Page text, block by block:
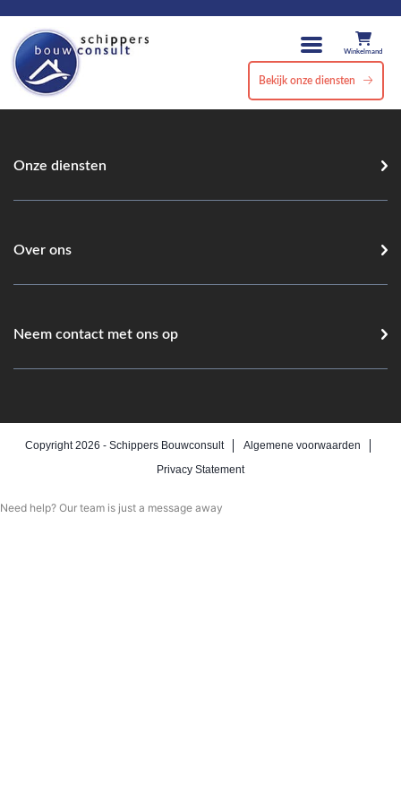
Winkelmand
Bekijk onze diensten
Onze diensten
Over ons
Neem contact met ons op
Copyright 2026 - Schippers Bouwconsult
Algemene voorwaarden
Privacy Statement
Need help? Our team is just a message away